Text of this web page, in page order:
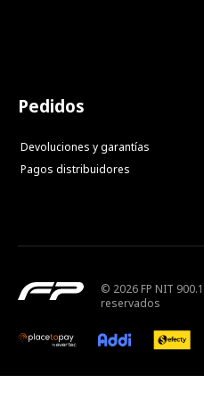
Pedidos
Devoluciones y garantías
Pagos distribuidores
© 2026 FP NIT
reservados